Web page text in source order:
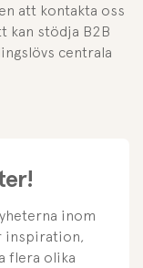
att kontakta oss
kan stödja B2B
centrala
inom
inspiration,
flera olika